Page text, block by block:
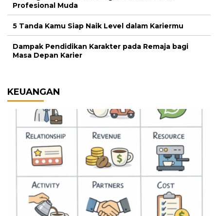
Profesional Muda
5 Tanda Kamu Siap Naik Level dalam Kariermu
Dampak Pendidikan Karakter pada Remaja bagi
Masa Depan Karier
KEUANGAN